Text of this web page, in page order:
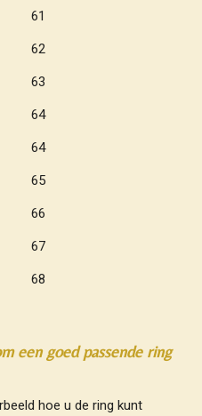
een goed passende ring
hoe u de ring kunt